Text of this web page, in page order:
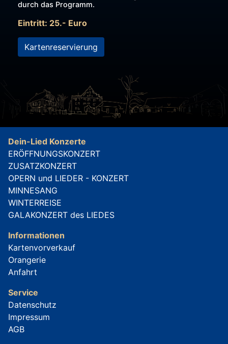
durch das Programm.
Eintritt: 25.- Euro
Kartenreservierung
Dein-Lied Konzerte
ERÖFFNUNGSKONZERT
ZUSATZKONZERT
OPERN und LIEDER - KONZERT
MINNESANG
WINTERREISE
GALAKONZERT des LIEDES
Informationen
Kartenvorverkauf
Orangerie
Anfahrt
Service
Datenschutz
Impressum
AGB